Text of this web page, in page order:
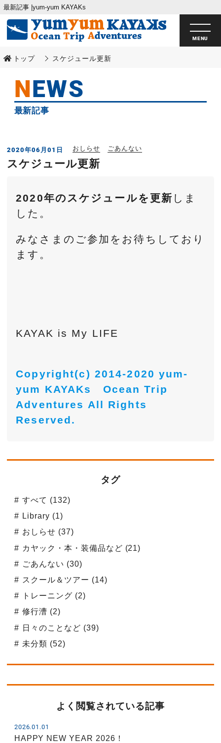
最新記事 |yum-yum KAYAKs
トップ スケジュール更新
NEWS
最新記事
2020年06月01日 おしらせ ごあんない
スケジュール更新
2020年のスケジュールを更新 しま
した。
みなさまのご参加をお待ちしており
ます。
KAYAK is My LIFE
Copyright(c) 2014-2020 yum-
yum KAYAKs Ocean Trip
Adventures All Rights
Reserved.
タグ
すべて (132)
Library (1)
おしらせ (37)
カヤック・本・装備品など (21)
ごあんない (30)
スクール＆ツアー (14)
トレーニング (2)
修行漕 (2)
日々のことなど (39)
未分類 (52)
よく閲覧されている記事
2026.01.01
HAPPY NEW YEAR 2026！